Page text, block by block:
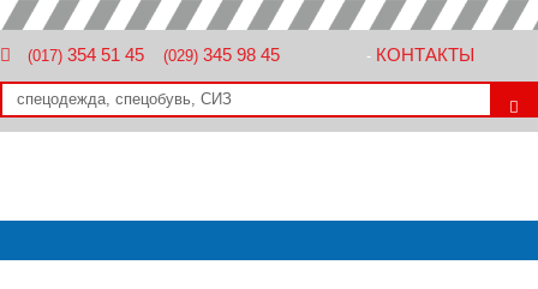
(017) 354 51 45 (029) 345 98 45 - КОНТАКТЫ